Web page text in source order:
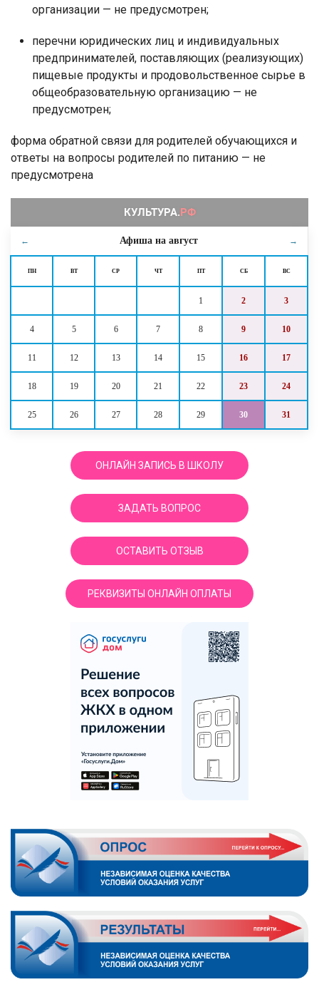
← Афиша на август →
ПН ВТ СР ЧТ ПТ СБ ВС
1 2 3
4 5 6 7 8 9 10
11 12 13 14 15 16 17
18 19 20 21 22 23 24
25 26 27 28 29 30 31
ОНЛАЙН ЗАПИСЬ В ШКОЛУ
ЗАДАТЬ ВОПРОС
ОСТАВИТЬ ОТЗЫВ
РЕКВИЗИТЫ ОНЛАЙН ОПЛАТЫ
организации — не предусмотрен;
перечни юридических лиц и индивидуальных
предпринимателей, поставляющих (реализующих)
пищевые продукты и продовольственное сырье в
общеобразовательную организацию — не
предусмотрен;
форма обратной связи для родителей обучающихся и
ответы на вопросы родителей по питанию — не
предусмотрена